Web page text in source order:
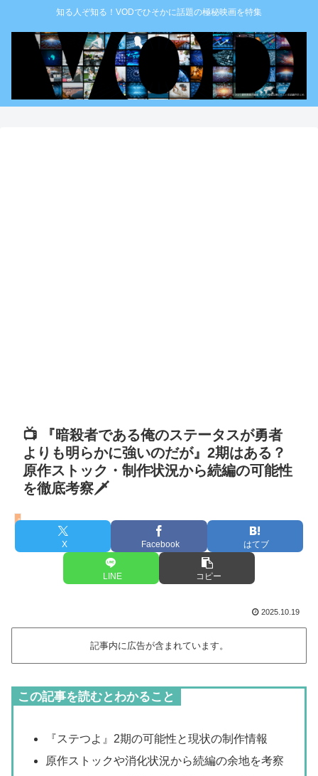
知る人ぞ知る！VODでひそかに話題の極秘映画を特集
📺 『暗殺者である俺のステータスが勇者
よりも明らかに強いのだが』2期はある？
原作ストック・制作状況から続編の可能性
を徹底考察🗡️
暗殺者である俺のステータスが勇者よりも明らかに強いのだが
X Facebook はてブ
LINE コピー
2025.10.19
記事内に広告が含まれています。
この記事を読むとわかること
『ステつよ』2期の可能性と現状の制作情報
原作ストックや消化状況から続編の余地を考察